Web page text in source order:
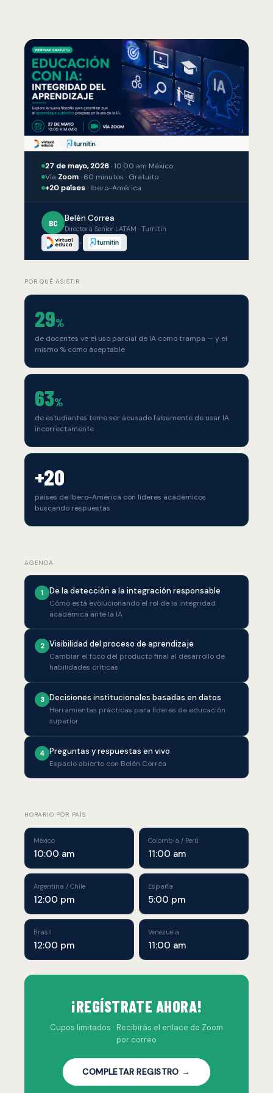
27 de mayo, 2026· 10:00 am México
Vía Zoom· 60 minutos · Gratuito
+20 países· Ibero-América
BC Belén Correa
Directora Senior LATAM · Turnitin
×
POR QUÉ ASISTIR
29%
de docentes ve el uso parcial de IA como trampa — y el
mismo % como aceptable
63%
de estudiantes teme ser acusado falsamente de usar IA
incorrectamente
+20
países de Ibero-América con líderes académicos
buscando respuestas
AGENDA
1 De la detección a la integración responsable
Cómo está evolucionando el rol de la integridad
académica ante la IA
2 Visibilidad del proceso de aprendizaje
Cambiar el foco del producto final al desarrollo de
habilidades críticas
3 Decisiones institucionales basadas en datos
Herramientas prácticas para líderes de educación
superior
4 Preguntas y respuestas en vivo
Espacio abierto con Belén Correa
HORARIO POR PAÍS
México
10:00 am
Colombia / Perú
11:00 am
Argentina / Chile
12:00 pm
España
5:00 pm
Brasil
12:00 pm
Venezuela
11:00 am
¡REGÍSTRATE AHORA!
Cupos limitados · Recibirás el enlace de Zoom
por correo
COMPLETAR REGISTRO →